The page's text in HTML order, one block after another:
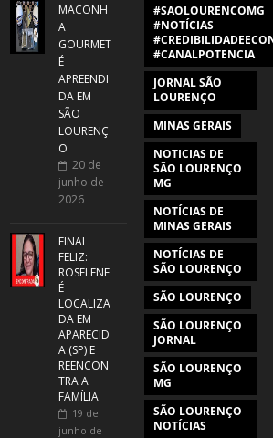
MACONH
A
GOURMET
É
APREENDI
DA EM
SÃO
LOURENÇ
O
20 de
junho de
2026
FINAL
FELIZ:
ROSELENE
É
LOCALIZA
DA EM
APARECID
A (SP) E
REENCON
TRA A
FAMÍLIA
19 de
junho de
#SAOLOURENCOMG
#NOTÍCIAS
#CANALPOTENCIA
JORNAL SÃO
LOURENÇO
MINAS GERAIS
NOTICIAS DE
SÃO LOURENÇO
MG
NOTÍCIAS DE
MINAS GERAIS
NOTÍCIAS DE
SÃO LOURENÇO
SÃO LOURENÇO
SÃO LOURENÇO
JORNAL
SÃO LOURENÇO
MG
SÃO LOURENÇO
NOTÍCIAS